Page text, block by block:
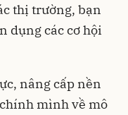
thị trường, bạn
dụng các cơ hội
nâng cấp nền
mình về mô